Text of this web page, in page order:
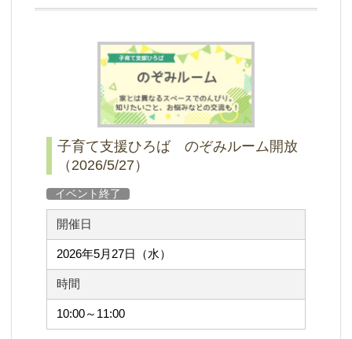
子育て支援ひろば のぞみルーム開放
（2026/5/27）
イベント終了
開催日
2026年5月27日（水）
時間
10:00～11:00